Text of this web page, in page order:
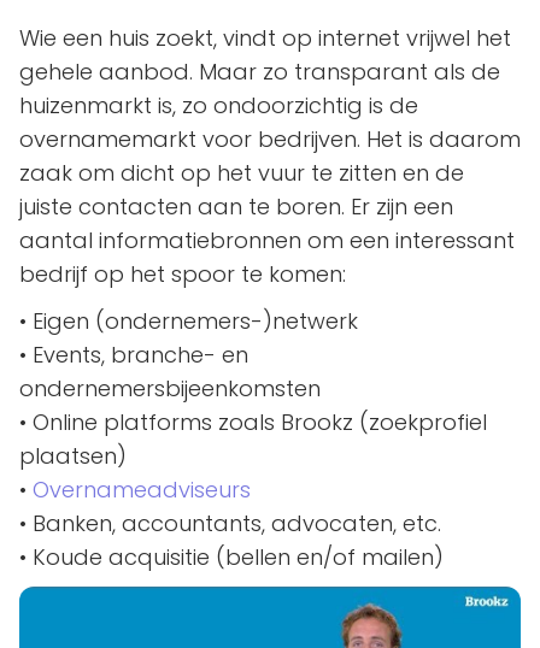
Wie een huis zoekt, vindt op internet vrijwel het
gehele aanbod. Maar zo transparant als de
huizenmarkt is, zo ondoorzichtig is de
overnamemarkt voor bedrijven. Het is daarom
zaak om dicht op het vuur te zitten en de
juiste contacten aan te boren. Er zijn een
aantal informatiebronnen om een interessant
bedrijf op het spoor te komen:
• Eigen (ondernemers-)netwerk
• Events, branche- en
ondernemersbijeenkomsten
• Online platforms zoals Brookz (zoekprofiel
plaatsen)
• Overnameadviseurs
• Banken, accountants, advocaten, etc.
• Koude acquisitie (bellen en/of mailen)